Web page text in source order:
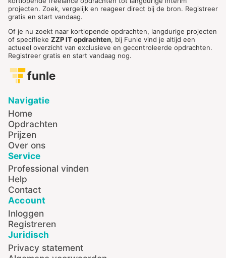
projecten. Zoek, vergelijk en reageer direct bij de bron. Registreer
gratis en start vandaag.
Of je nu zoekt naar kortlopende opdrachten, langdurige projecten
of specifieke ZZP IT opdrachten, bij Funle vind je altijd een
actueel overzicht van exclusieve en gecontroleerde opdrachten.
Registreer gratis en start vandaag nog.
funle
Navigatie
Home
Opdrachten
Prijzen
Over ons
Service
Professional vinden
Help
Contact
Account
Inloggen
Registreren
Juridisch
Privacy statement